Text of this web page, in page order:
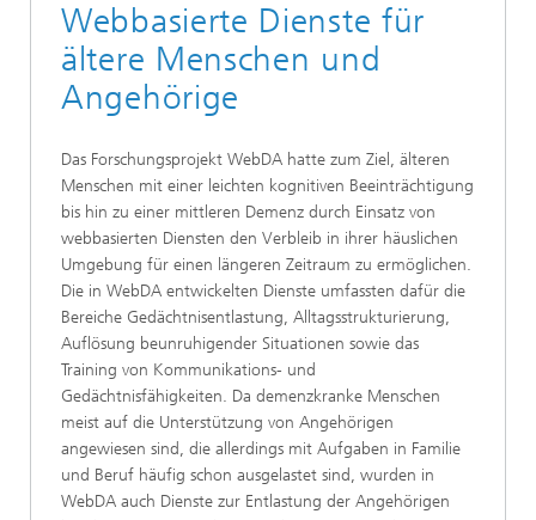
Webbasierte Dienste für
ältere Menschen und
Angehörige
Das Forschungsprojekt WebDA hatte zum Ziel, älteren
Menschen mit einer leichten kognitiven Beeinträchtigung
bis hin zu einer mittleren Demenz durch Einsatz von
webbasierten Diensten den Verbleib in ihrer häuslichen
Umgebung für einen längeren Zeitraum zu ermöglichen.
Die in WebDA entwickelten Dienste umfassten dafür die
Bereiche Gedächtnisentlastung, Alltagsstrukturierung,
Auflösung beunruhigender Situationen sowie das
Training von Kommunikations- und
Gedächtnisfähigkeiten. Da demenzkranke Menschen
meist auf die Unterstützung von Angehörigen
angewiesen sind, die allerdings mit Aufgaben in Familie
und Beruf häufig schon ausgelastet sind, wurden in
WebDA auch Dienste zur Entlastung der Angehörigen